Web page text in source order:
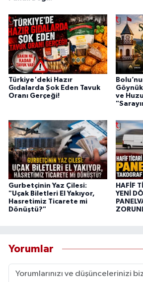
Türkiye'deki Hazır
Gıdalarda Şok Eden Tavuk
Oranı Gerçeği!
ve
Gurbetçinin Yaz Çilesi:
"Uçak Biletleri El Yakıyor,
Hasretimiz Ticarete mi
Dönüştü?"
HAFİF
YENİ
Yorumlar